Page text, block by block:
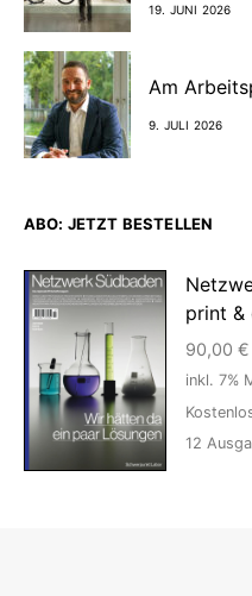
19. JUNI 2026
Am
9. JULI 2026
ABO: JETZT BESTELLEN
print &
90,00 €
inkl. 7%
12